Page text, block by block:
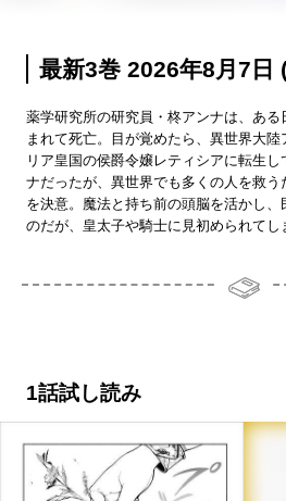
最新3巻 2026年8月7日
薬学研究所の研究員・柊アンナは、あ
まれて死亡。目が覚めたら、異世界大
リア皇国の侯爵令嬢レティシアに転生
ナだったが、異世界でも多くの人を救う
を決意。魔法と持ち前の頭脳を活かし
のだが、皇太子や騎士に見初められて
1話試し読み